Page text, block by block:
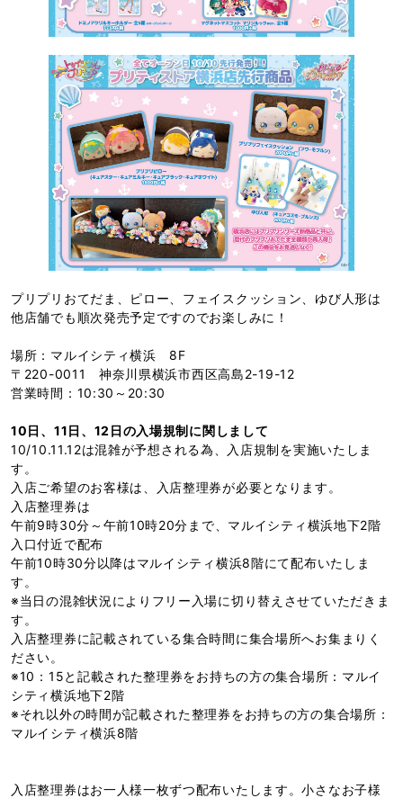
プリプリおてだま、ピロー、フェイスクッション、ゆび人形は
他店舗でも順次発売予定ですのでお楽しみに！
場所：マルイシティ横浜 8F
〒220-0011 神奈川県横浜市西区高島2-19-12
営業時間：10:30～20:30
10日、11日、12日の入場規制に関しまして
10/10.11.12は混雑が予想される為、入店規制を実施いたしま
す。
入店ご希望のお客様は、入店整理券が必要となります。
入店整理券は
午前9時30分～午前10時20分まで、マルイシティ横浜地下2階
入口付近で配布
午前10時30分以降はマルイシティ横浜8階にて配布いたしま
す。
※当日の混雑状況によりフリー入場に切り替えさせていただきま
す。
入店整理券に記載されている集合時間に集合場所へお集まりく
ださい。
※10：15と記載された整理券をお持ちの方の集合場所：マルイ
シティ横浜地下2階
※それ以外の時間が記載された整理券をお持ちの方の集合場所：
マルイシティ横浜8階
入店整理券はお一人様一枚ずつ配布いたします。小さなお子様